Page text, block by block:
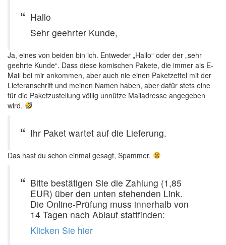
Hallo
Sehr geehrter Kunde,
Ja, eines von beiden bin ich. Entweder „Hallo“ oder der „sehr
geehrte Kunde“. Dass diese komischen Pakete, die immer als E-
Mail bei mir ankommen, aber auch nie einen Paketzettel mit der
Lieferanschrift und meinen Namen haben, aber dafür stets eine
für die Paketzustellung völlig unnütze Mailadresse angegeben
wird.
Ihr Paket wartet auf die Lieferung.
Das hast du schon einmal gesagt, Spammer.
Bitte bestätigen Sie die Zahlung (1,85
EUR) über den unten stehenden Link.
Die Online-Prüfung muss innerhalb von
14 Tagen nach Ablauf stattfinden:
Klicken Sie hier